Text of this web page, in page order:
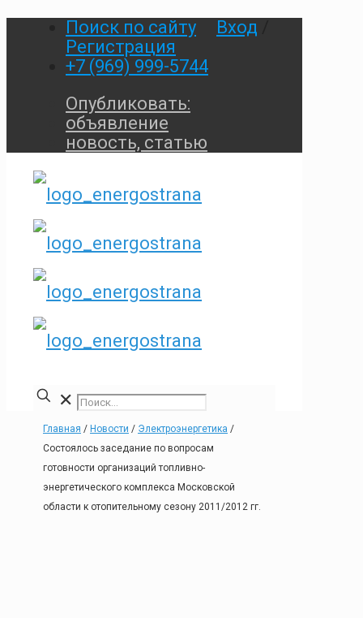
Поиск по сайту Вход
Регистрация
+7 (969) 999-5744
Опубликовать:
объявление
новость, статью
✕
Главная / Новости / Электроэнергетика /
Состоялось заседание по вопросам
готовности организаций топливно-
энергетического комплекса Московской
области к отопительному сезону 2011/2012 гг.